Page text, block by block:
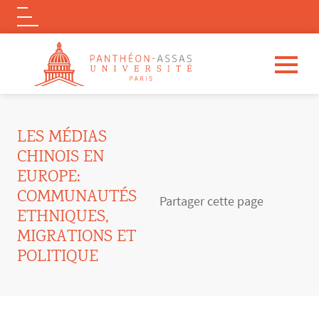
Logo
LES MÉDIAS
CHINOIS EN
EUROPE:
COMMUNAUTÉS
ETHNIQUES,
MIGRATIONS ET
POLITIQUE
Partager cette page